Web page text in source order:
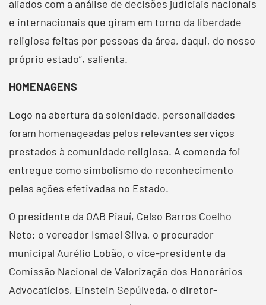
aliados com a análise de decisões judiciais nacionais
e internacionais que giram em torno da liberdade
religiosa feitas por pessoas da área, daqui, do nosso
próprio estado”, salienta.
HOMENAGENS
Logo na abertura da solenidade, personalidades
foram homenageadas pelos relevantes serviços
prestados à comunidade religiosa. A comenda foi
entregue como simbolismo do reconhecimento
pelas ações efetivadas no Estado.
O presidente da OAB Piauí, Celso Barros Coelho
Neto; o vereador Ismael Silva, o procurador
municipal Aurélio Lobão, o vice-presidente da
Comissão Nacional de Valorização dos Honorários
Advocatícios, Einstein Sepúlveda, o diretor-